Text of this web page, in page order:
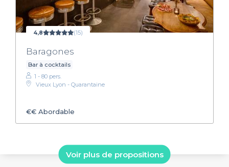
4,8 (15)
Baragones
Bar à cocktails
1 - 80 pers.
Vieux Lyon - Quarantaine
€€ Abordable
Voir plus de propositions